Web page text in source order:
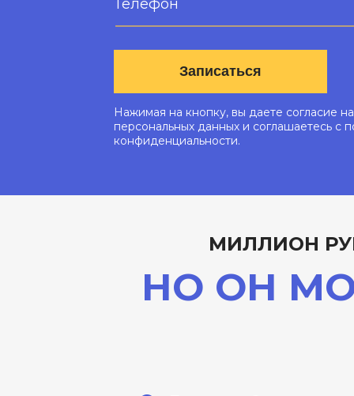
Нажимая на кнопку, вы даете согласие
персональных данных и соглашаетесь с
конфиденциальности.
Телефон
Записаться
МИЛЛИОН
НО ОН